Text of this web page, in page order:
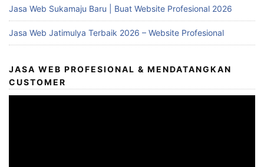
Jasa Web Sukamaju Baru | Buat Website Profesional 2026
Jasa Web Jatimulya Terbaik 2026 – Website Profesional
JASA WEB PROFESIONAL & MENDATANGKAN
CUSTOMER